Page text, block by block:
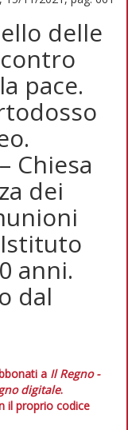
delle
pace.
Chiesa
dei
anni.
dal
a Il Regno -
digitale.
il proprio codice